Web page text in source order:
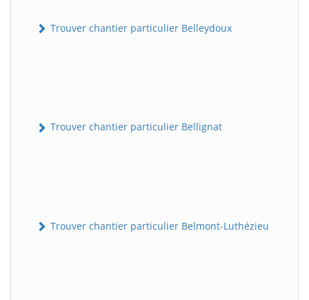
Trouver chantier particulier Belleydoux
Trouver chantier particulier Bellignat
Trouver chantier particulier Belmont-Luthézieu